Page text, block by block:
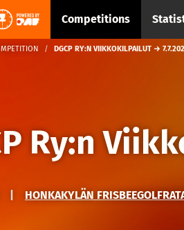
Competitions
DGCP RY:N VIIKKOKILPAILUT →
Ry:n
HONKAKYLÄN